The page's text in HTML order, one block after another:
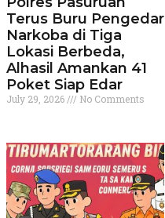
Terus Buru Pengedar
Narkoba di Tiga
Lokasi Berbeda,
Alhasil Amankan 41
Poket Siap Edar
July 29, 2026 No Comments